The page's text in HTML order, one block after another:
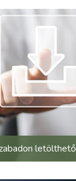
letölthető